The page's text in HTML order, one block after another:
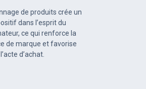
de produits crée un
dans l’esprit du
ce qui renforce la
de marque et favorise
l’acte d’achat.